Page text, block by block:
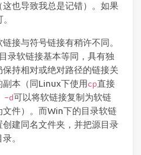
这也导致我总是记错）。如果
接与符号链接有稍许不同。
录软链接基本等同，具有独
持相对或绝对路径的链接关
本（同Linux下使用cp直接
-d可以将软链接复制为软链
件）。而Win下的目录软链
建同名文件夹，并把源目录
。